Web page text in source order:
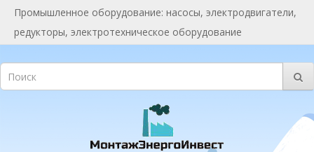
Промышленное оборудование: насосы, электродвигатели,
редукторы, электротехническое оборудование